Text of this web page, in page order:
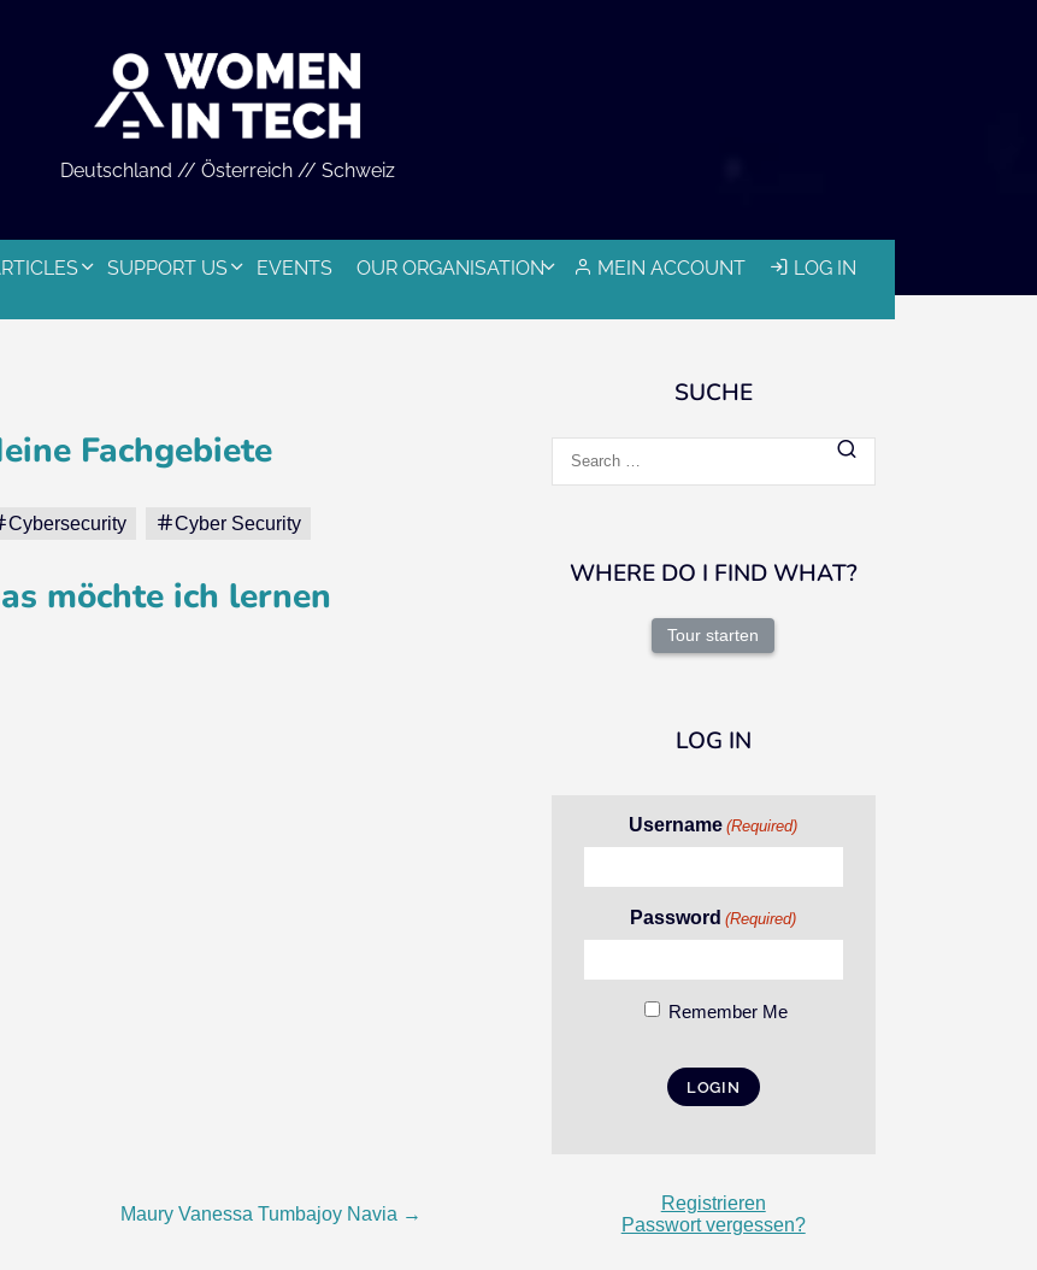
Deutschland // Österreich // Schweiz
MEIN ACCOUNT LOG IN
SUPPORT US EVENTS
OUR ORGANISATION
Fachgebiete
Cybersecurity Cyber Security
möchte ich lernen
Maury Vanessa Tumbajoy Navia →
SUCHE
for:
WHERE DO I FIND WHAT?
Tour starten
LOG IN
Username (Required)
Password (Required)
Remember Me
Registrieren
Passwort vergessen?